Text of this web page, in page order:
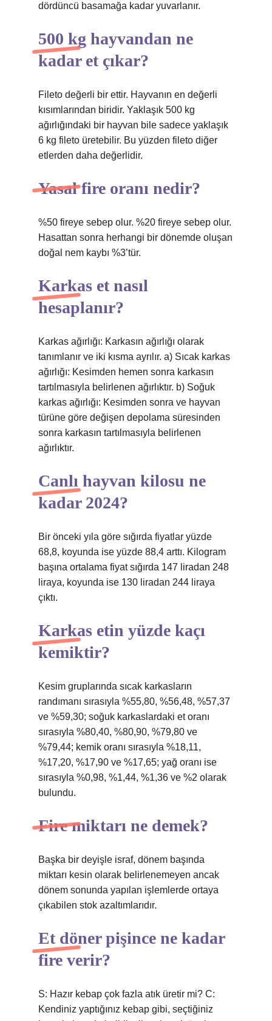
dördüncü basamağa kadar yuvarlanır.
500 kg hayvandan ne
kadar et çıkar?
Fileto değerli bir ettir. Hayvanın en değerli
kısımlarından biridir. Yaklaşık 500 kg
ağırlığındaki bir hayvan bile sadece yaklaşık
6 kg fileto üretebilir. Bu yüzden fileto diğer
etlerden daha değerlidir.
Yasal fire oranı nedir?
%50 fireye sebep olur. %20 fireye sebep olur.
Hasattan sonra herhangi bir dönemde oluşan
doğal nem kaybı %3’tür.
Karkas et nasıl
hesaplanır?
Karkas ağırlığı: Karkasın ağırlığı olarak
tanımlanır ve iki kısma ayrılır. a) Sıcak karkas
ağırlığı: Kesimden hemen sonra karkasın
tartılmasıyla belirlenen ağırlıktır. b) Soğuk
karkas ağırlığı: Kesimden sonra ve hayvan
türüne göre değişen depolama süresinden
sonra karkasın tartılmasıyla belirlenen
ağırlıktır.
Canlı hayvan kilosu ne
kadar 2024?
Bir önceki yıla göre sığırda fiyatlar yüzde
68,8, koyunda ise yüzde 88,4 arttı. Kilogram
başına ortalama fiyat sığırda 147 liradan 248
liraya, koyunda ise 130 liradan 244 liraya
çıktı.
Karkas etin yüzde kaçı
kemiktir?
Kesim gruplarında sıcak karkasların
randımanı sırasıyla %55,80, %56,48, %57,37
ve %59,30; soğuk karkaslardaki et oranı
sırasıyla %80,40, %80,90, %79,80 ve
%79,44; kemik oranı sırasıyla %18,11,
%17,20, %17,90 ve %17,65; yağ oranı ise
sırasıyla %0,98, %1,44, %1,36 ve %2 olarak
bulundu.
Fire miktarı ne demek?
Başka bir deyişle israf, dönem başında
miktarı kesin olarak belirlenemeyen ancak
dönem sonunda yapılan işlemlerde ortaya
çıkabilen stok azaltımlarıdır.
Et döner pişince ne kadar
fire verir?
S: Hazır kebap çok fazla atık üretir mi? C:
Kendiniz yaptığınız kebap gibi, seçtiğiniz